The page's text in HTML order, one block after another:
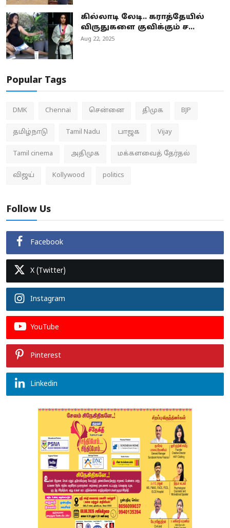
கில்லாடி லேடி.. கராத்தேயில்
விருதுகளை குவிக்கும் ச...
Aug 22, 2025
Popular Tags
DMK Chennai சென்னை திமுக BJP
தமிழ்நாடு Tamil Nadu பாஜக Vijay
Tamil cinema அதிமுக மக்களவைத் தேர்தல்
விஜய் Kollywood politics
Follow Us
Facebook
X (Twitter)
Instagram
YouTube
Pinterest
Linkedin